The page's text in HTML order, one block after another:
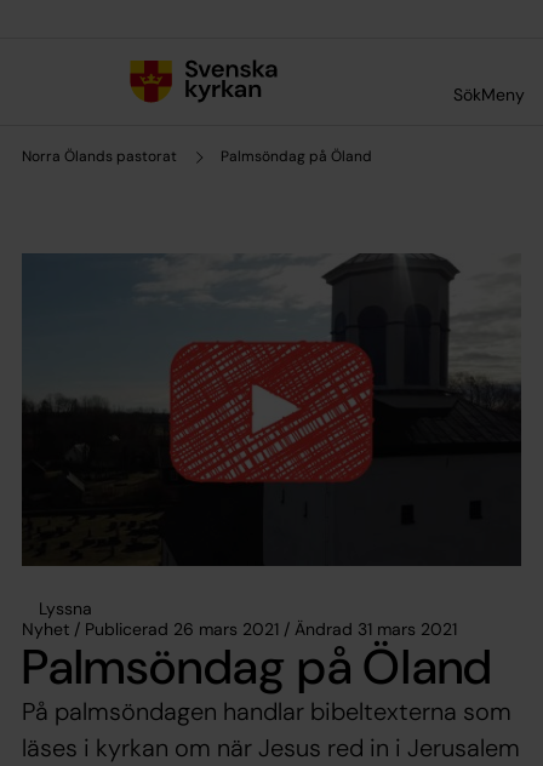
SökMeny
Norra Ölands pastorat Palmsöndag på Öland
Lyssna
Nyhet / Publicerad 26 mars 2021 / Ändrad 31 mars 2021
Palmsöndag på Öland
På palmsöndagen handlar bibeltexterna som
läses i kyrkan om när Jesus red in i Jerusalem